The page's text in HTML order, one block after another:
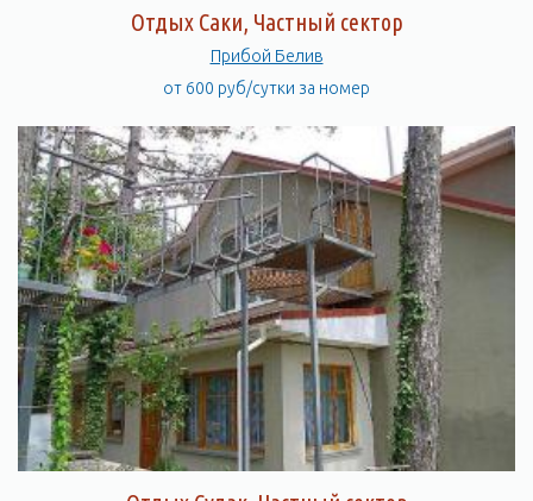
Отдых Саки, Частный сектор
Прибой Белив
от 600 руб/сутки за номер